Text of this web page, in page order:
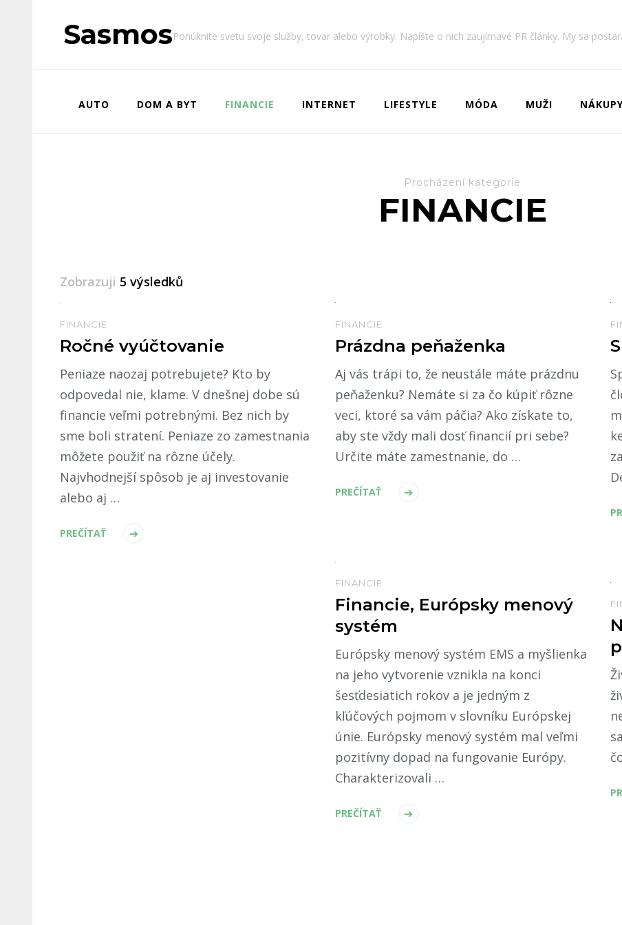
SasmosPonúknite svetu svoje služby, tovar alebo výrobky. Napíšte o nich zaujímavé PR články. My sa
AUTO DOM A BYT FINANCIE INTERNET LIFESTYLE MÓDA MUŽI
Procházení kategorie
FINANCIE
Zobrazuji 5 výsledků
FINANCIE
Ročné vyúčtovanie
Peniaze naozaj potrebujete? Kto by
odpovedal nie, klame. V dnešnej dobe sú
financie veľmi potrebnými. Bez nich by
sme boli stratení. Peniaze zo zamestnania
môžete použiť na rôzne účely.
Najvhodnejší spôsob je aj investovanie
alebo aj …
PREČÍTAŤ
FINANCIE
Prázdna peňaženka
Aj vás trápi to, že neustále máte prázdnu
peňaženku? Nemáte si za čo kúpiť rôzne
veci, ktoré sa vám páčia? Ako získate to,
aby ste vždy mali dosť financií pri sebe?
Určite máte zamestnanie, do …
PREČÍTAŤ
FINANCIE
Financie, Európsky menový
systém
Európsky menový systém EMS a myšlienka
na jeho vytvorenie vznikla na konci
šesťdesiatich rokov a je jedným z
kľúčových pojmom v slovníku Európskej
únie. Európsky menový systém mal veľmi
pozitívny dopad na fungovanie Európy.
Charakterizovali …
PREČÍTAŤ